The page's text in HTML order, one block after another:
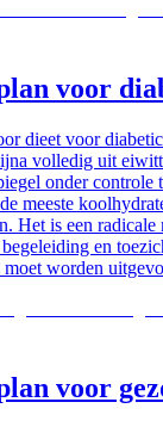
voor
dieet voor
volledig uit
onder controle
meeste
Het is een
en
moet worden
voor